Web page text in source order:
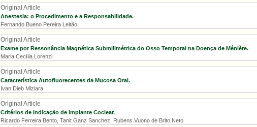
Original Article
Anestesia: o Procedimento e a Responsabilidade.
Fernando Bueno Pereira Leitão
Original Article
Exame por Ressonância Magnética Submilimétrica do Osso Temporal na Doença de Ménière.
Maria Cecília Lorenzi
Original Article
Característica Autofluorecentes da Mucosa Oral.
Ivan Dieb Miziara
Original Article
Critérios de Indicação de Implante Coclear.
Ricardo Ferreira Bento, Tanit Ganz Sanchez, Rubens Vuono de Brito Neto